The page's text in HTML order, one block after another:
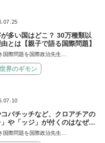
多い国はどこ？ 30万種類以
由とは【親子で語る国際問題】
国際問題を国際政治先生…
界のギモン
バチッチなど、クロアチアの
や「ッジ」が付くのはなぜ？
際問題】
国際問題を国際政治先生…